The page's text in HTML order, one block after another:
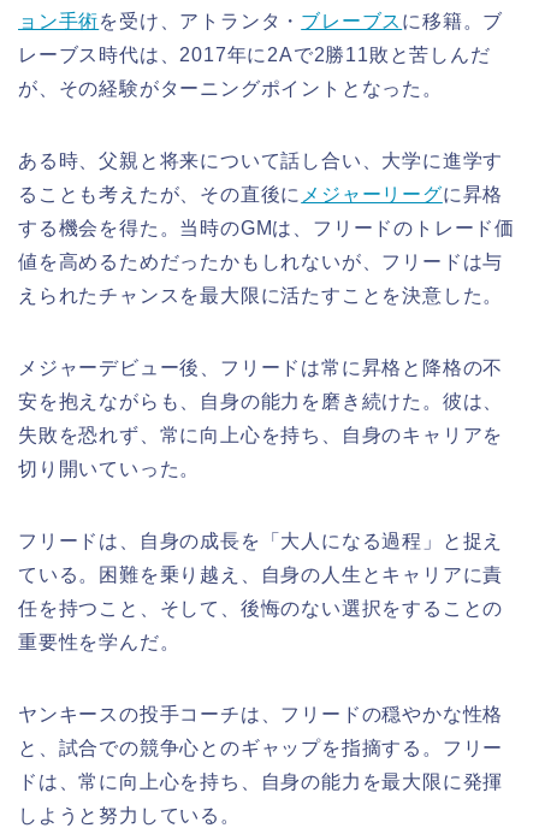
ョン手術を受け、アトランタ・ ブレーブス に移籍。ブ
レーブス時代は、2017年に2Aで2勝11敗と苦しんだ
が、その経験がターニングポイントとなった。
ある時、父親と将来について話し合い、大学に進学す
ることも考えたが、その直後に メジャーリーグに昇格
する機会を得た。当時のGMは、フリードのトレード価
値を高めるためだったかもしれないが、フリードは与
えられたチャンスを最大限に活たすことを決意した。
メジャーデビュー後、フリードは常に昇格と降格の不
安を抱えながらも、自身の能力を磨き続けた。彼は、
失敗を恐れず、常に向上心を持ち、自身のキャリアを
切り開いていった。
フリードは、自身の成長を「大人になる過程」と捉え
ている。困難を乗り越え、自身の人生とキャリアに責
任を持つこと、そして、後悔のない選択をすることの
重要性を学んだ。
ヤンキースの投手コーチは、フリードの穏やかな性格
と、試合での競争心とのギャップを指摘する。フリー
ドは、常に向上心を持ち、自身の能力を最大限に発揮
しようと努力している。